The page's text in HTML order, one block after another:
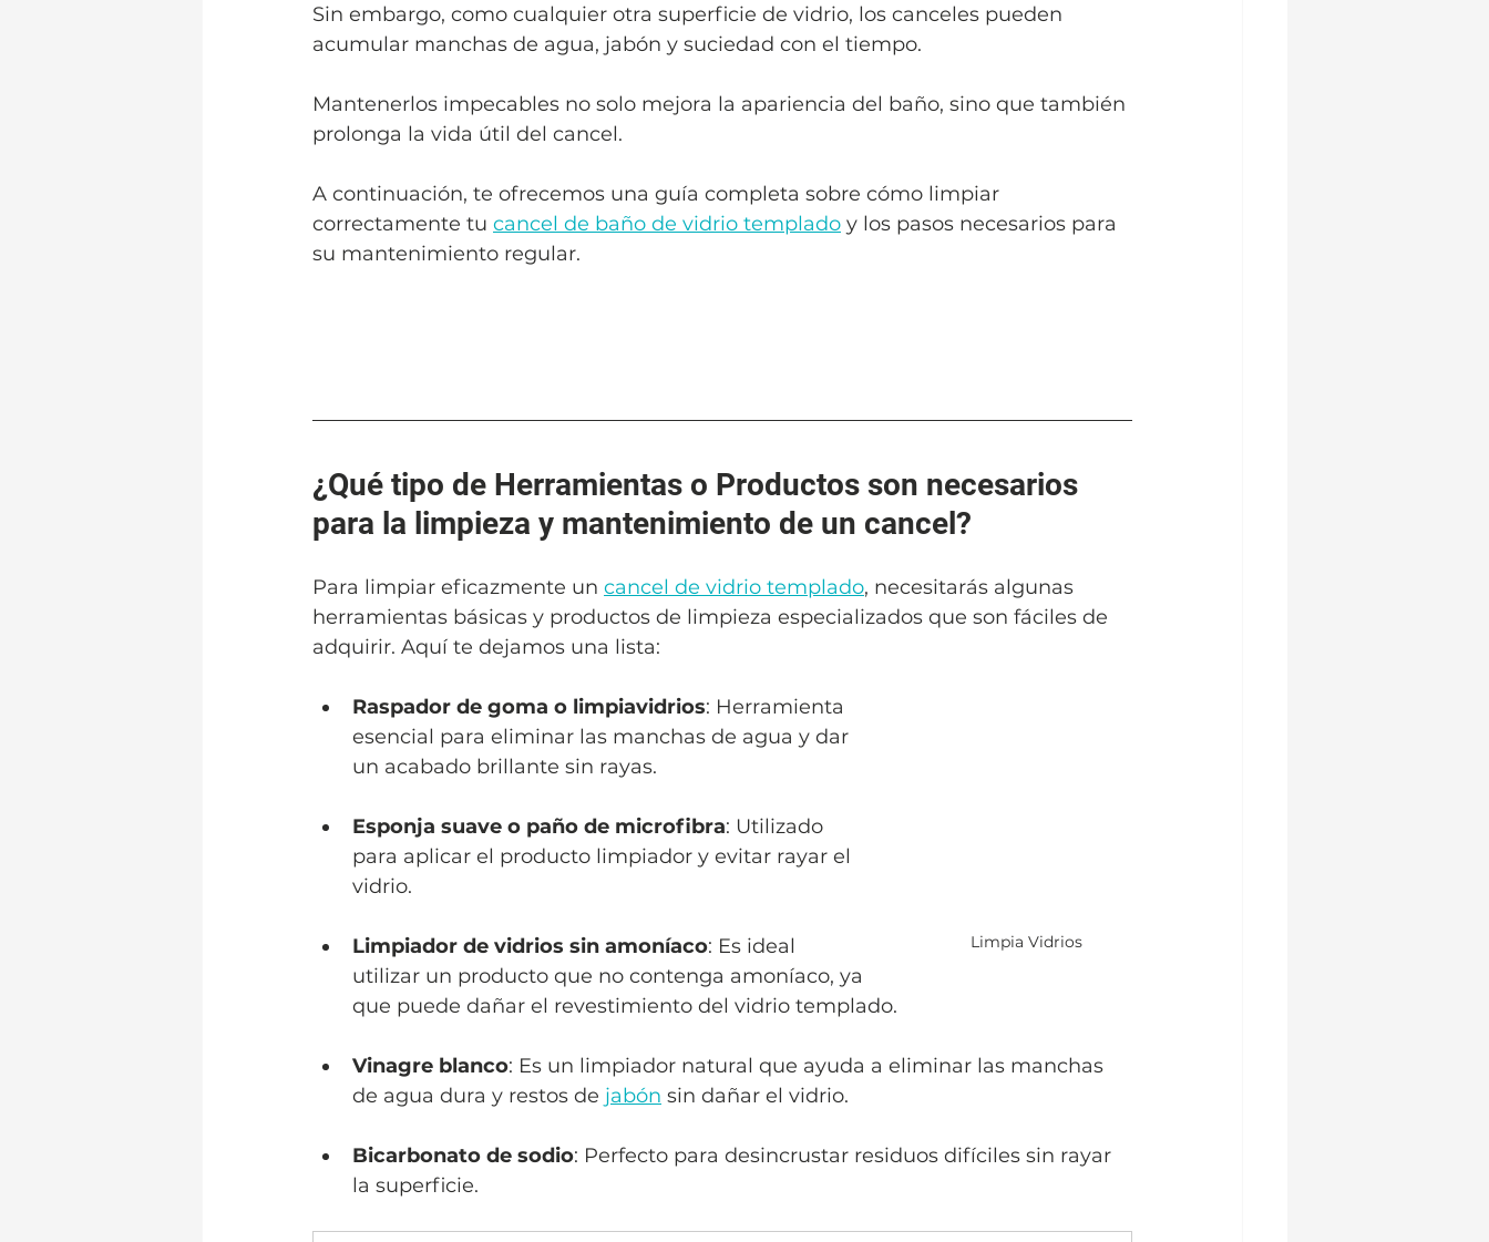
Sin embargo, como cualquier otra superficie de vidrio, los canceles pueden
acumular manchas de agua, jabón y suciedad con el tiempo.
Mantenerlos impecables no solo mejora la apariencia del baño, sino que también
prolonga la vida útil del cancel.
A continuación, te ofrecemos una guía completa sobre cómo limpiar
correctamente tu cancel de baño de vidrio templado y los pasos necesarios para
su mantenimiento regular.
¿Qué tipo de Herramientas o Productos son necesarios
para la limpieza y mantenimiento de un cancel?
Para limpiar eficazmente un cancel de vidrio templado, necesitarás algunas
herramientas básicas y productos de limpieza especializados que son fáciles de
adquirir. Aquí te dejamos una lista:
Limpia Vidrios
Raspador de goma o limpiavidrios: Herramienta
esencial para eliminar las manchas de agua y dar
un acabado brillante sin rayas.
Esponja suave o paño de microfibra: Utilizado
para aplicar el producto limpiador y evitar rayar el
vidrio.
Limpiador de vidrios sin amoníaco: Es ideal
utilizar un producto que no contenga amoníaco, ya
que puede dañar el revestimiento del vidrio templado.
Vinagre blanco: Es un limpiador natural que ayuda a eliminar las manchas
de agua dura y restos de jabón sin dañar el vidrio.
Bicarbonato de sodio: Perfecto para desincrustar residuos difíciles sin rayar
la superficie.